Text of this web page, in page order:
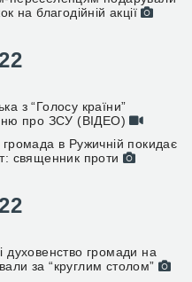
на благодійній акції
з “Голосу країни”
про ЗСУ (ВІДЕО)
громада в Ружичній покидає
священник проти
духовенство громади на
за “круглим столом”